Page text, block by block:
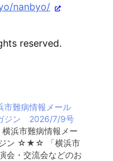
nanbyo/
reserved.
市難病情報メール
ジン 2026/7/9号
市難病情報メー
ジン ☆★☆ 「横浜市
会・交流会などのお